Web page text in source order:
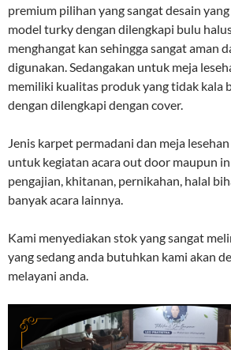
premium pilihan yang sangat desain
model turky dengan dilengkapi bulu
menghangat kan sehingga sangat aman
digunakan. Sedangakan untuk meja
memiliki kualitas produk yang tidak kala
dengan dilengkapi dengan cover.
Jenis karpet permadani dan meja
untuk kegiatan acara out door maupun
pengajian, khitanan, pernikahan, halal
banyak acara lainnya.
Kami menyediakan stok yang sangat
yang sedang anda butuhkan kami akan
melayani anda.